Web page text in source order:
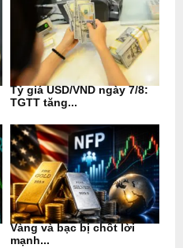
Tỷ giá USD/VND ngày 7/8:
TGTT tăng...
Vàng và bạc bị chốt lời
mạnh...